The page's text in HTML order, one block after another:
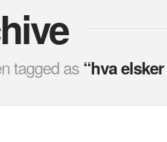
tagged as “hva